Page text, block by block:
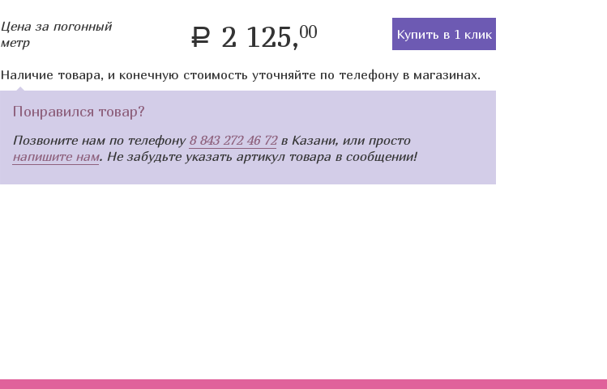
Цена за погонный
метр
a 2 125,00 Купить в 1 клик
Наличие товара, и конечную стоимость уточняйте по телефону в магазинах.
Понравился товар?
Позвоните нам по телефону 8 843 272 46 72в Казани, или просто
напишите нам. Не забудьте указать артикул товара в сообщении!